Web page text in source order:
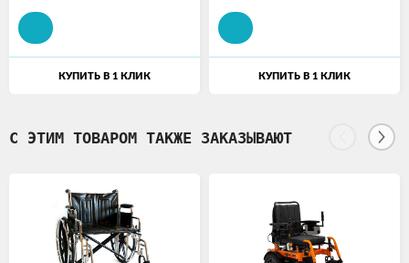
КУПИТЬ В 1 КЛИК КУПИТЬ В 1 КЛИК
С ЭТИМ ТОВАРОМ ТАКЖЕ ЗАКАЗЫВАЮТ